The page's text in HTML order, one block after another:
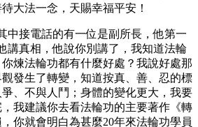
大法一念，天賜幸福平安！
中接電話的有一位是副所長，他第一
講真相，他說你別講了，我知道法輪
煉法輪功都有什麼好處？我說好處那
發生了轉變，知道按真、善、忍的標
、不與人鬥；身體的變化更大，我要
我建議你去看法輪功的主要著作《轉
你就會明白為甚麼20年來法輪功學員